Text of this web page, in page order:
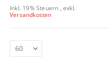
Inkl. 19% Steuern ,exkl.
Versandkosten